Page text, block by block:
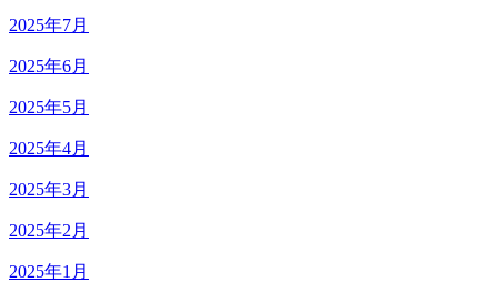
2025年7月
2025年6月
2025年5月
2025年4月
2025年3月
2025年2月
2025年1月